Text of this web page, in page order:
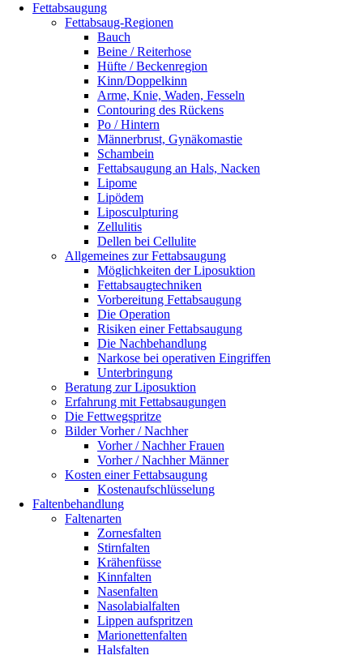
Fettabsaugung
Fettabsaug-Regionen
Bauch
Beine / Reiterhose
Hüfte / Beckenregion
Kinn/Doppelkinn
Arme, Knie, Waden, Fesseln
Contouring des Rückens
Po / Hintern
Männerbrust, Gynäkomastie
Schambein
Fettabsaugung an Hals, Nacken
Lipome
Lipödem
Liposculpturing
Zellulitis
Dellen bei Cellulite
Allgemeines zur Fettabsaugung
Möglichkeiten der Liposuktion
Fettabsaugtechniken
Vorbereitung Fettabsaugung
Die Operation
Risiken einer Fettabsaugung
Die Nachbehandlung
Narkose bei operativen Eingriffen
Unterbringung
Beratung zur Liposuktion
Erfahrung mit Fettabsaugungen
Die Fettwegspritze
Bilder Vorher / Nachher
Vorher / Nachher Frauen
Vorher / Nachher Männer
Kosten einer Fettabsaugung
Kostenaufschlüsselung
Faltenbehandlung
Faltenarten
Zornesfalten
Stirnfalten
Krähenfüsse
Kinnfalten
Nasenfalten
Nasolabialfalten
Lippen aufspritzen
Marionettenfalten
Halsfalten